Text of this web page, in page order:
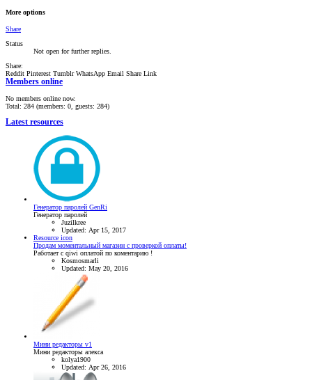
More options
Share
Status
Not open for further replies.
Share:
Reddit Pinterest Tumblr WhatsApp Email Share Link
Members online
No members online now.
Total: 284 (members: 0, guests: 284)
Latest resources
Генератор паролей GenRi
Генератор паролей
Juzilkree
Updated: Apr 15, 2017
Resource icon
Продам моментальный магазин с проверкой оплаты!
Работает с qiwi оплатой по коментарию !
Kosmosmarli
Updated: May 20, 2016
Мини редакторы v1
Мини редакторы алекса
kolya1900
Updated: Apr 26, 2016